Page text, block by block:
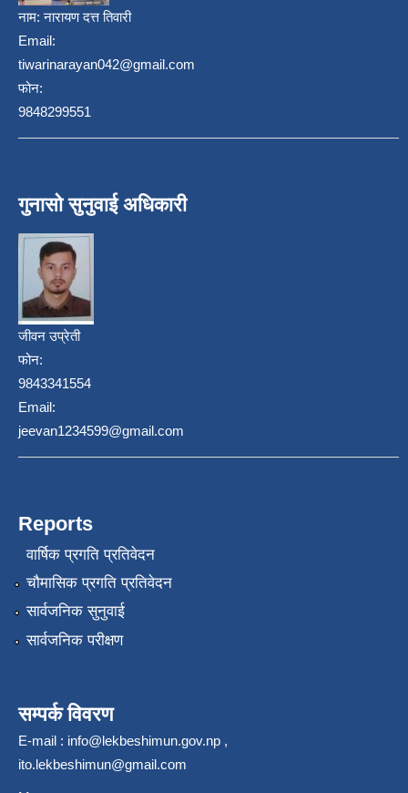
नाम:नारायण दत्त तिवारी
Email:
tiwarinarayan042@gmail.com
फोन:
9848299551
गुनासो सुनुवाई अधिकारी
जीवन उप्रेती
फोन:
9843341554
Email:
jeevan1234599@gmail.com
Reports
वार्षिक प्रगति प्रतिवेदन
चौमासिक प्रगति प्रतिवेदन
सार्वजनिक सुनुवाई
सार्वजनिक परीक्षण
सम्पर्क विवरण
E-mail : info@lekbeshimun.gov.np ,
ito.lekbeshimun@gmail.com